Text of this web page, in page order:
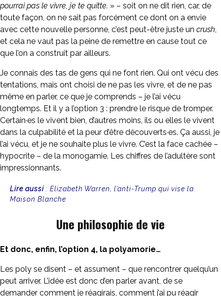
pourrai pas le vivre, je te quitte. » – soit on ne dit rien, car, de
toute façon, on ne sait pas forcément ce dont on a envie
avec cette nouvelle personne, c’est peut-être juste un crush,
et cela ne vaut pas la peine de remettre en cause tout ce
que l’on a construit par ailleurs.
Je connais des tas de gens qui ne font rien. Qui ont vécu des
tentations, mais ont choisi de ne pas les vivre, et de ne pas
même en parler, ce que je comprends – je l’ai vécu
longtemps. Et il y a l’option 3 : prendre le risque de tromper.
Certain·es le vivent bien, d’autres moins, ils ou elles le vivent
dans la culpabilité et la peur d’être découverts·es. Ça aussi, je
l’ai vécu, et je ne souhaite plus le vivre. C’est la face cachée –
hypocrite – de la monogamie. Les chiffres de l’adultère sont
impressionnants.
Lire aussi : Elizabeth Warren, l’anti-Trump qui vise la
Maison Blanche
Une philosophie de vie
Et donc, enfin, l’option 4, la polyamorie…
Les poly se disent – et assument – que rencontrer quelqu’un
peut arriver. L’idée est donc d’en parler avant, de se
demander comment je réagirais, comment j’ai pu réagir